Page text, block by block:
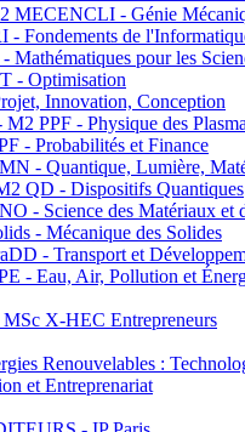
- Génie
Fondements de
pour les
- Optimisation
Innovation, Conception
PPF - Physique des
- Probabilités et Finance
- Quantique, Lumière,
QD - Dispositifs Quantiques
- Science des Matériaux et
- Mécanique des Solides
- Transport et
- Eau, Air, Pollution et
X-HEC Entrepreneurs
Renouvelables :
et Entreprenariat